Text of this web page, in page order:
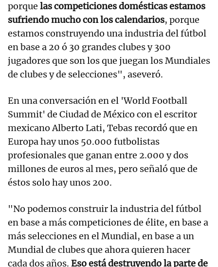
porque las competiciones domésticas estamos
sufriendo mucho con los calendarios, porque
estamos construyendo una industria del fútbol
en base a 20 ó 30 grandes clubes y 300
jugadores que son los que juegan los Mundiales
de clubes y de selecciones", aseveró.
En una conversación en el 'World Football
Summit' de Ciudad de México con el escritor
mexicano Alberto Lati, Tebas recordó que en
Europa hay unos 50.000 futbolistas
profesionales que ganan entre 2.000 y dos
millones de euros al mes, pero señaló que de
éstos solo hay unos 200.
"No podemos construir la industria del fútbol
en base a más competiciones de élite, en base a
más selecciones en el Mundial, en base a un
Mundial de clubes que ahora quieren hacer
cada dos años. Eso está destruyendo la parte de